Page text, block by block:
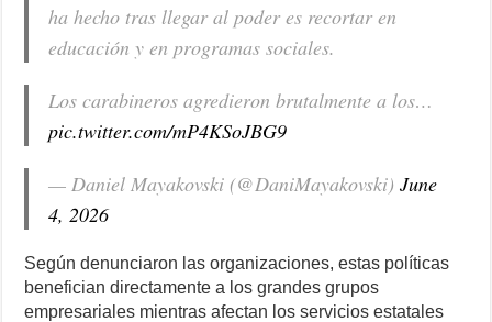
ha hecho tras llegar al poder es recortar en
educación y en programas sociales.
Los carabineros agredieron brutalmente a los…
pic.twitter.com/mP4KSoJBG9
— Daniel Mayakovski (@DaniMayakovski)June
4, 2026
Según denunciaron las organizaciones, estas políticas
benefician directamente a los grandes grupos
empresariales mientras afectan los servicios estatales